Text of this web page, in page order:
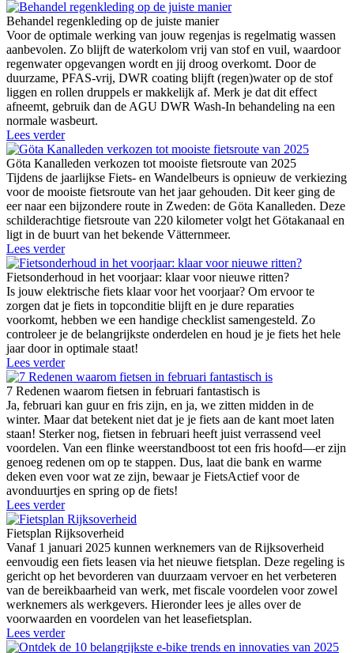
Behandel regenkleding op de juiste manier
Voor de optimale werking van jouw regenjas is regelmatig wassen
aanbevolen. Zo blijft de waterkolom vrij van stof en vuil, waardoor
regenwater opgevangen wordt en jij droog overkomt. Door de
duurzame, PFAS-vrij, DWR coating blijft (regen)water op de stof
liggen en rollen druppels er makkelijk af. Merk je dat dit effect
afneemt, gebruik dan de AGU DWR Wash-In behandeling na een
normale wasbeurt.
Lees verder
Göta Kanalleden verkozen tot mooiste fietsroute van 2025
Tijdens de jaarlijkse Fiets- en Wandelbeurs is opnieuw de verkiezing
voor de mooiste fietsroute van het jaar gehouden. Dit keer ging de
eer naar een bijzondere route in Zweden: de Göta Kanalleden. Deze
schilderachtige fietsroute van 220 kilometer volgt het Götakanaal en
ligt in de buurt van het bekende Vätternmeer.
Lees verder
Fietsonderhoud in het voorjaar: klaar voor nieuwe ritten?
Is jouw elektrische fiets klaar voor het voorjaar? Om ervoor te
zorgen dat je fiets in topconditie blijft en je dure reparaties
voorkomt, hebben we een handige checklist samengesteld. Zo
controleer je de belangrijkste onderdelen en houd je je fiets het hele
jaar door in optimale staat!
Lees verder
7 Redenen waarom fietsen in februari fantastisch is
Ja, februari kan guur en fris zijn, en ja, we zitten midden in de
winter. Maar dat betekent niet dat je je fiets aan de kant moet laten
staan! Sterker nog, fietsen in februari heeft juist verrassend veel
voordelen. Van een flinke weerstandboost tot een fris hoofd—er zijn
genoeg redenen om op te stappen. Dus, laat die bank en warme
deken even voor wat ze zijn, bewaar je FietsActief voor de
avonduurtjes en spring op de fiets!
Lees verder
Fietsplan Rijksoverheid
Vanaf 1 januari 2025 kunnen werknemers van de Rijksoverheid
eenvoudig een fiets leasen via het nieuwe fietsplan. Deze regeling is
gericht op het bevorderen van duurzaam vervoer en het verbeteren
van de bereikbaarheid van werk, met fiscale voordelen voor zowel
werknemers als werkgevers. Hieronder lees je alles over de
voorwaarden en voordelen van het leasefietsplan.
Lees verder